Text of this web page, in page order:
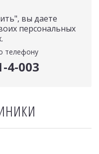
вы даете
персональных
телефону
4-003